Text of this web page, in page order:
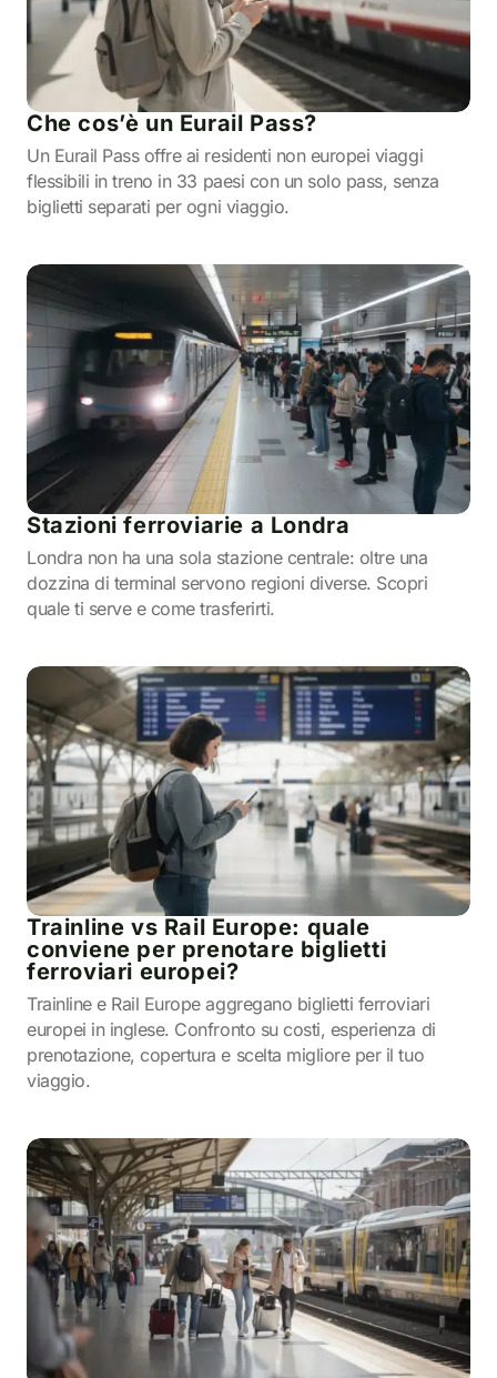
Che cos’è un Eurail Pass?
Un Eurail Pass offre ai residenti non europei viaggi
flessibili in treno in 33 paesi con un solo pass, senza
biglietti separati per ogni viaggio.
Stazioni ferroviarie a Londra
Londra non ha una sola stazione centrale: oltre una
dozzina di terminal servono regioni diverse. Scopri
quale ti serve e come trasferirti.
Trainline vs Rail Europe: quale
conviene per prenotare biglietti
ferroviari europei?
Trainline e Rail Europe aggregano biglietti ferroviari
europei in inglese. Confronto su costi, esperienza di
prenotazione, copertura e scelta migliore per il tuo
viaggio.